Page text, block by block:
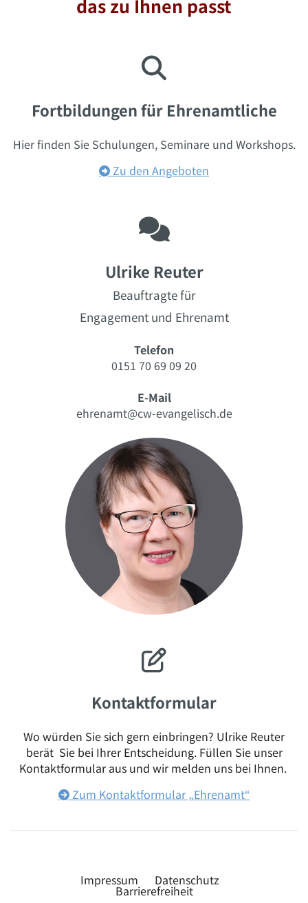
das zu Ihnen passt

Fortbildungen für Ehrenamtliche
Hier finden Sie Schulungen, Seminare und Workshops.
 Zu den Angeboten

Ulrike Reuter
Beauftragtefür
Engagement und Ehrenamt
Telefon
0151 70 69 09 20
E-Mail
ehrenamt@cw-evangelisch.de

Kontaktformular
Wo würden Sie sich gern einbringen? Ulrike Reuter
berät Sie bei Ihrer Entscheidung. Füllen Sie unser
Kontaktformular aus und wir melden uns bei Ihnen.
Zum Kontaktformular „Ehrenamt“
Impressum Datenschutz
Barrierefreiheit